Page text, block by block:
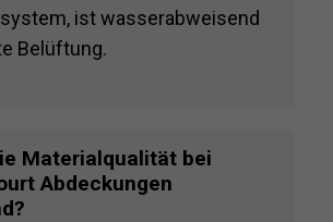
ist wasserabweisend
Belüftung.
Materialqualität bei
Abdeckungen